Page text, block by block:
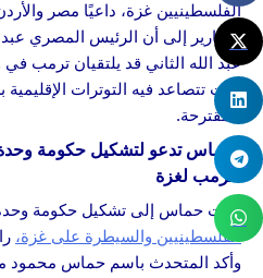
الفلسطينيين غزة، داعيًا مصر
التقارير إلى أن الرئيس المصري
عبد الله الثاني قد يلتقيان ترمب
وقت تتصاعد فيه التوترات
المقترحة.
حماس تدعو لتشكيل حكومة
ترمب لغزة
دعت حماس إلى تشكيل حكومة
الفلسطينيين والسيطرة على غزة،
وأكد المتحدث باسم حماس محمود